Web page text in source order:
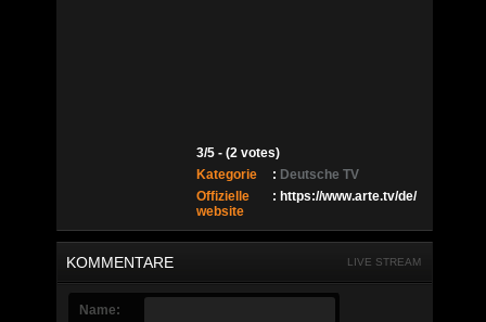
3/5 - (2 votes)
Kategorie
: Deutsche TV
Offizielle
website
: https://www.arte.tv/de/
KOMMENTARE LIVE STREAM
Name: